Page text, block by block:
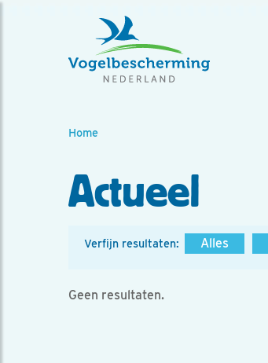
Home
Actueel
Verfijn resultaten: Alles
Geen resultaten.